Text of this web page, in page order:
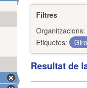
Filtres
Organitzacions:
Etiquetes:
Resultat de